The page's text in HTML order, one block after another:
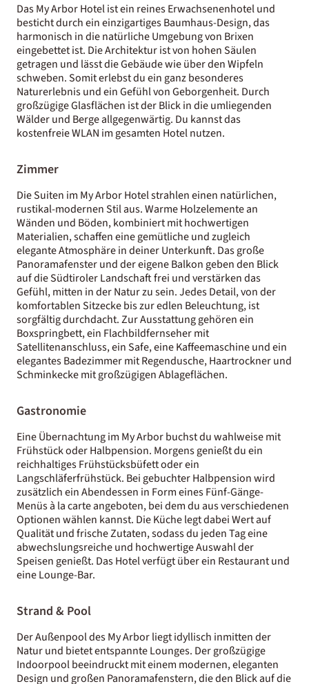
Das My Arbor Hotel ist ein reines Erwachsenenhotel und
besticht durch ein einzigartiges Baumhaus-Design, das
harmonisch in die natürliche Umgebung von Brixen
eingebettet ist. Die Architektur ist von hohen Säulen
getragen und lässt die Gebäude wie über den Wipfeln
schweben. Somit erlebst du ein ganz besonderes
Naturerlebnis und ein Gefühl von Geborgenheit. Durch
großzügige Glasflächen ist der Blick in die umliegenden
Wälder und Berge allgegenwärtig. Du kannst das
kostenfreie WLAN im gesamten Hotel nutzen.
Zimmer
Die Suiten im My Arbor Hotel strahlen einen natürlichen,
rustikal-modernen Stil aus. Warme Holzelemente an
Wänden und Böden, kombiniert mit hochwertigen
Materialien, schaffen eine gemütliche und zugleich
elegante Atmosphäre in deiner Unterkunft. Das große
Panoramafenster und der eigene Balkon geben den Blick
auf die Südtiroler Landschaft frei und verstärken das
Gefühl, mitten in der Natur zu sein. Jedes Detail, von der
komfortablen Sitzecke bis zur edlen Beleuchtung, ist
sorgfältig durchdacht. Zur Ausstattung gehören ein
Boxspringbett, ein Flachbildfernseher mit
Satellitenanschluss, ein Safe, eine Kaffeemaschine und ein
elegantes Badezimmer mit Regendusche, Haartrockner und
Schminkecke mit großzügigen Ablageflächen.
Gastronomie
Eine Übernachtung im My Arbor buchst du wahlweise mit
Frühstück oder Halbpension. Morgens genießt du ein
reichhaltiges Frühstücksbüfett oder ein
Langschläferfrühstück. Bei gebuchter Halbpension wird
zusätzlich ein Abendessen in Form eines Fünf-Gänge-
Menüs à la carte angeboten, bei dem du aus verschiedenen
Optionen wählen kannst. Die Küche legt dabei Wert auf
Qualität und frische Zutaten, sodass du jeden Tag eine
abwechslungsreiche und hochwertige Auswahl der
Speisen genießt. Das Hotel verfügt über ein Restaurant und
eine Lounge-Bar.
Strand & Pool
Der Außenpool des My Arbor liegt idyllisch inmitten der
Natur und bietet entspannte Lounges. Der großzügige
Indoorpool beeindruckt mit einem modernen, eleganten
Design und großen Panoramafenstern, die den Blick auf die